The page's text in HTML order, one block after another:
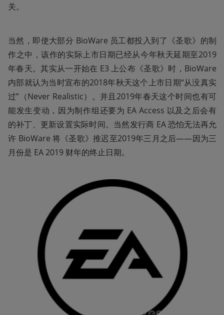
关。
当然，即使大部分 BioWare 员工都投入到了《圣歌》的制
作之中，该作的实际上市日期已经从今年秋天延期至2019
年春天。其实从一开始在 E3 上公布《圣歌》时，BioWare
内部就认为当时宣布的2018年秋天这个上市日期“从没真实
过”（Never Realistic）。并且2019年春天这个时间也有可
能发生变动，因为制作组还要为 EA Access 以及之后会有
的补丁、更新设置实际时间。当然发行商 EA 恐怕无法再允
许 BioWare 将《圣歌》推迟至2019年三月之后——因为三
月份是 EA 2019 财年的终止日期。